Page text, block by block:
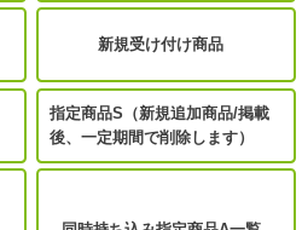
新規受け付け商品
指定商品S（新規追加商品/掲載
後、一定期間で削除します）